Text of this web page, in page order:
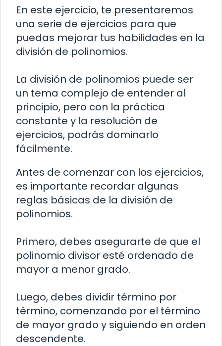
En este ejercicio, te presentaremos
una serie de ejercicios para que
puedas mejorar tus habilidades en la
división de polinomios.
La división de polinomios puede ser
un tema complejo de entender al
principio, pero con la práctica
constante y la resolución de
ejercicios, podrás dominarlo
fácilmente.
Antes de comenzar con los ejercicios,
es importante recordar algunas
reglas básicas de la división de
polinomios.
Primero, debes asegurarte de que el
polinomio divisor esté ordenado de
mayor a menor grado.
Luego, debes dividir término por
término, comenzando por el término
de mayor grado y siguiendo en orden
descendente.